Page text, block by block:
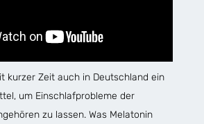
kurzer Zeit auch in Deutschland ein
um Einschlafprobleme der
zu lassen. Was Melatonin